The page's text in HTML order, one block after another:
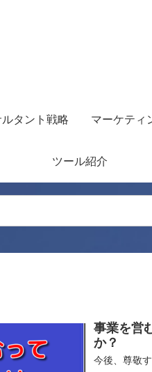
ルタント戦略 マーケティ
ツール紹介
事業を営
か？
今後、尊敬